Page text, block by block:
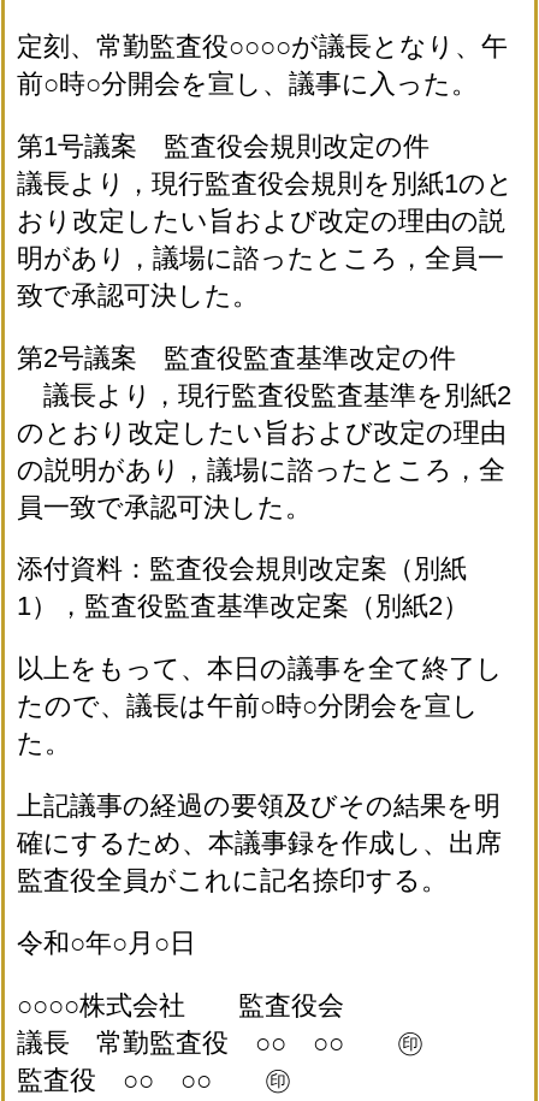
定刻、常勤監査役○○○○が議長となり、午
前○時○分開会を宣し、議事に入った。
第1号議案 監査役会規則改定の件
議長より，現行監査役会規則を別紙1のと
おり改定したい旨および改定の理由の説
明があり，議場に諮ったところ，全員一
致で承認可決した。
第2号議案 監査役監査基準改定の件
議長より，現行監査役監査基準を別紙2
のとおり改定したい旨および改定の理由
の説明があり，議場に諮ったところ，全
員一致で承認可決した。
添付資料：監査役会規則改定案（別紙
1），監査役監査基準改定案（別紙2）
以上をもって、本日の議事を全て終了し
たので、議長は午前○時○分閉会を宣し
た。
上記議事の経過の要領及びその結果を明
確にするため、本議事録を作成し、出席
監査役全員がこれに記名捺印する。
令和○年○月○日
○○○○株式会社 監査役会
議長 常勤監査役 ○○ ○○ ㊞
監査役 ○○ ○○ ㊞